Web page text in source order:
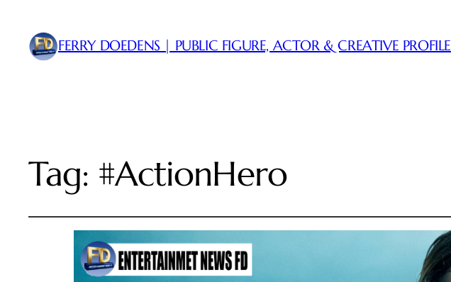
FERRY DOEDENS | PUBLIC FIGURE, ACTOR & CREATIVE PROFILE
Tag: #ActionHero